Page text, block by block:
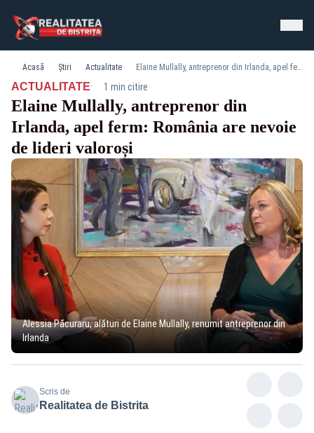
Acasă Știri Actualitate Elaine Mullally, antreprenor din Irlanda, apel ferm: România are nevoie de lideri valoroși
ACTUALITATE· 1 min citire
Elaine Mullally, antreprenor din
Irlanda, apel ferm: România are nevoie
de lideri valoroși
Alessia Păcuraru, alături de Elaine Mullally, renumit antreprenor din
Irlanda
Scris de
Realitatea de Bistrita